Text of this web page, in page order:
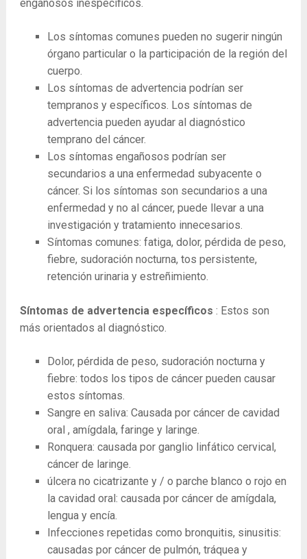
engañosos inespecíficos.
Los síntomas comunes pueden no sugerir ningún
órgano particular o la participación de la región del
cuerpo.
Los síntomas de advertencia podrían ser
tempranos y específicos. Los síntomas de
advertencia pueden ayudar al diagnóstico
temprano del cáncer.
Los síntomas engañosos podrían ser
secundarios a una enfermedad subyacente o
cáncer. Si los síntomas son secundarios a una
enfermedad y no al cáncer, puede llevar a una
investigación y tratamiento innecesarios.
Síntomas comunes: fatiga, dolor, pérdida de peso,
fiebre, sudoración nocturna, tos persistente,
retención urinaria y estreñimiento.
Síntomas de advertencia específicos : Estos son
más orientados al diagnóstico.
Dolor, pérdida de peso, sudoración nocturna y
fiebre: todos los tipos de cáncer pueden causar
estos síntomas.
Sangre en saliva: Causada por cáncer de cavidad
oral , amígdala, faringe y laringe.
Ronquera: causada por ganglio linfático cervical,
cáncer de laringe.
úlcera no cicatrizante y / o parche blanco o rojo en
la cavidad oral: causada por cáncer de amígdala,
lengua y encía.
Infecciones repetidas como bronquitis, sinusitis:
causadas por cáncer de pulmón, tráquea y